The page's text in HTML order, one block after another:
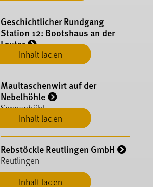
Inhalt laden
Geschichtlicher Rundgang
Station 12: Bootshaus an der
Lauter
Münsingen
Inhalt laden
Maultaschenwirt auf der
Nebelhöhle
Sonnenbühl
Inhalt laden
Rebstöckle Reutlingen GmbH
Reutlingen